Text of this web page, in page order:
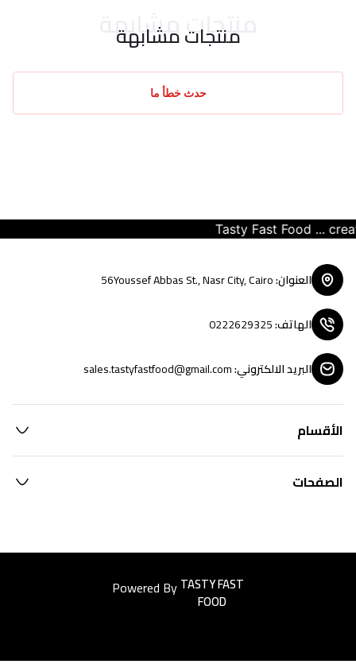
منتجات مشابهة
منتجات مشابهة
حدث خطأ ما
Tasty Fast Food ... create
العنوان:
56Youssef Abbas St., Nasr City, Cairo
الهاتف:
0222629325
البريد الالكتروني:
sales.tastyfastfood@gmail.com
الأقسام
الصفحات
Powered ByEasyorders